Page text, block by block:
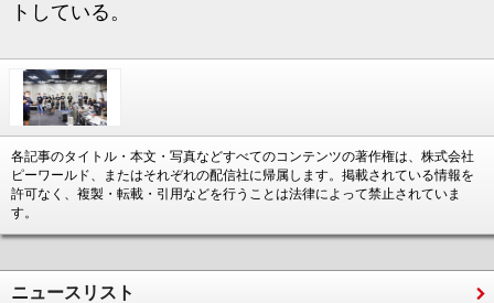
トしている。
各記事のタイトル・本文・写真などすべてのコンテンツの著作権は、株式会社
ピーワールド、またはそれぞれの配信社に帰属します。掲載されている情報を
許可なく、複製・転載・引用などを行うことは法律によって禁止されていま
す。
ニュースリスト